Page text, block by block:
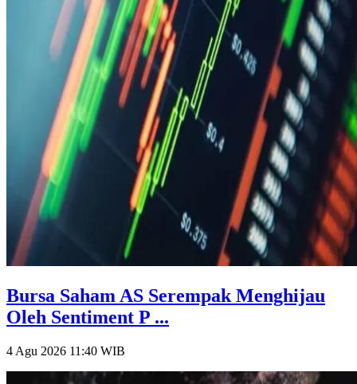
Bursa Saham AS Serempak Menghijau
Oleh Sentiment P ...
4 Agu 2026 11:40 WIB